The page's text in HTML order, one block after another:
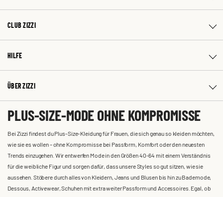
CLUB ZIZZI
HILFE
ÜBER ZIZZI
PLUS-SIZE-MODE OHNE KOMPROMISSE
Bei Zizzi findest du Plus-Size-Kleidung für Frauen, die sich genau so kleiden möchten,
wie sie es wollen – ohne Kompromisse bei Passform, Komfort oder den neuesten
Trends einzugehen. Wir entwerfen Mode in den Größen 40-64 mit einem Verständnis
für die weibliche Figur und sorgen dafür, dass unsere Styles so gut sitzen, wie sie
aussehen. Stöbere durch alles von Kleidern, Jeans und Blusen bis hin zu Bademode,
Dessous, Activewear, Schuhen mit extra weiter Passform und Accessoires. Egal, ob